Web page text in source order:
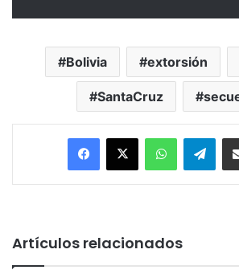
Bolivia extorsión
SantaCruz
Facebook
X WhatsApp
Artículos relacionados